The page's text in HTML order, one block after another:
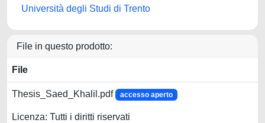
Università degli Studi di Trento
File in questo prodotto:
File
Thesis_Saed_Khalil.pdf accesso aperto
Licenza: Tutti i diritti riservati